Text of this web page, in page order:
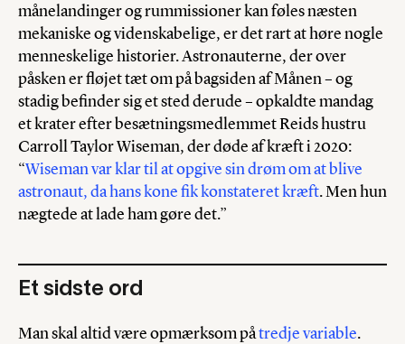
månelandinger og rummissioner kan føles næsten
mekaniske og videnskabelige, er det rart at høre nogle
menneskelige historier. Astronauterne, der over
påsken er fløjet tæt om på bagsiden af Månen – og
stadig befinder sig et sted derude – opkaldte mandag
et krater efter besætningsmedlemmet Reids hustru
Carroll Taylor Wiseman, der døde af kræft i 2020:
“Wiseman var klar til at opgive sin drøm om at blive
astronaut, da hans kone fik konstateret kræft. Men hun
nægtede at lade ham gøre det.”
Et sidste ord
Man skal altid være opmærksom påtredje variable.